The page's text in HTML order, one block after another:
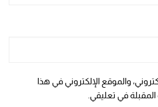
والموقع الإلكتروني في هذا
في تعليقي.